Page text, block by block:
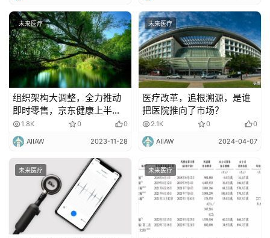
未来医疗
组织架构大调整，全力推动
即时零售，京东健康上半年
表现如何？
1.8K 0 0
AIIAW 2023-11-28
未来医疗
医疗改革，追根溯源，是谁
把医院推向了市场？
2.1K 0 0
AIIAW 2024-04-07
未来医疗 未来医疗